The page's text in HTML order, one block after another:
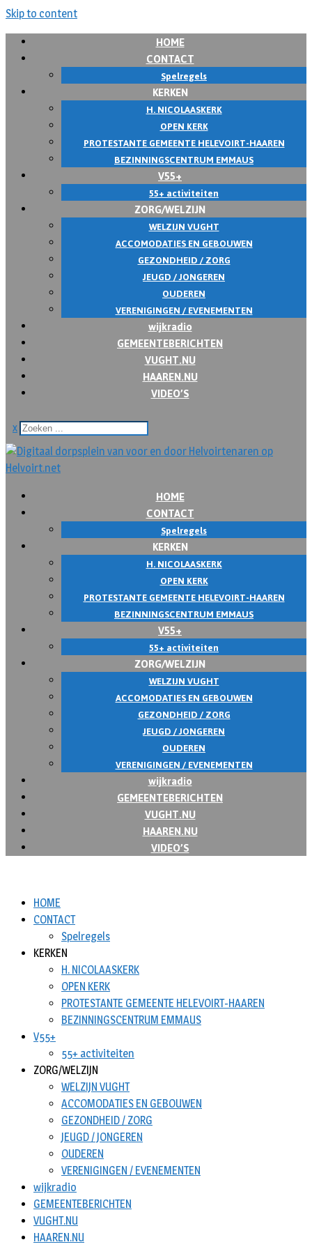
Skip to content
HOME
CONTACT
Spelregels
KERKEN
H. NICOLAASKERK
OPEN KERK
PROTESTANTE GEMEENTE HELEVOIRT-HAAREN
BEZINNINGSCENTRUM EMMAUS
V55+
55+ activiteiten
ZORG/WELZIJN
WELZIJN VUGHT
ACCOMODATIES EN GEBOUWEN
GEZONDHEID / ZORG
JEUGD / JONGEREN
OUDEREN
VERENIGINGEN / EVENEMENTEN
wijkradio
GEMEENTEBERICHTEN
VUGHT.NU
HAAREN.NU
VIDEO’S
x
HOME
CONTACT
Spelregels
KERKEN
H. NICOLAASKERK
OPEN KERK
PROTESTANTE GEMEENTE HELEVOIRT-HAAREN
BEZINNINGSCENTRUM EMMAUS
V55+
55+ activiteiten
ZORG/WELZIJN
WELZIJN VUGHT
ACCOMODATIES EN GEBOUWEN
GEZONDHEID / ZORG
JEUGD / JONGEREN
OUDEREN
VERENIGINGEN / EVENEMENTEN
wijkradio
GEMEENTEBERICHTEN
VUGHT.NU
HAAREN.NU
VIDEO’S
HOME
CONTACT
Spelregels
KERKEN
H. NICOLAASKERK
OPEN KERK
PROTESTANTE GEMEENTE HELEVOIRT-HAAREN
BEZINNINGSCENTRUM EMMAUS
V55+
55+ activiteiten
ZORG/WELZIJN
WELZIJN VUGHT
ACCOMODATIES EN GEBOUWEN
GEZONDHEID / ZORG
JEUGD / JONGEREN
OUDEREN
VERENIGINGEN / EVENEMENTEN
wijkradio
GEMEENTEBERICHTEN
VUGHT.NU
HAAREN.NU